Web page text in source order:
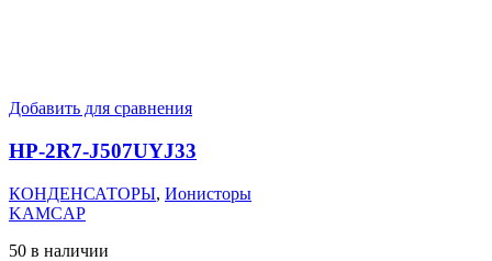
Добавить для сравнения
HP-2R7-J507UYJ33
КОНДЕНСАТОРЫ, Ионисторы
KAMCAP
50 в наличии